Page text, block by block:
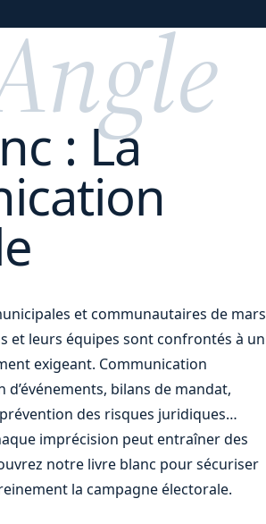
: La
et communautaires de mars
et leurs équipes sont confrontés à un
exigeant. Communication
bilans de mandat,
des risques juridiques…
imprécision peut entraîner des
notre livre blanc pour sécuriser
la campagne électorale.